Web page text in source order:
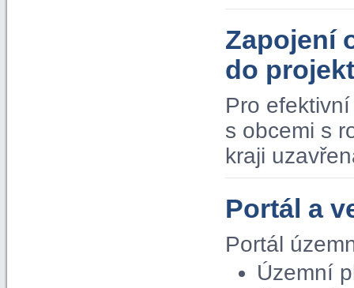
Zapojení
do
Pro
s obcemi s
kraji
Portál a
Portál
Územní